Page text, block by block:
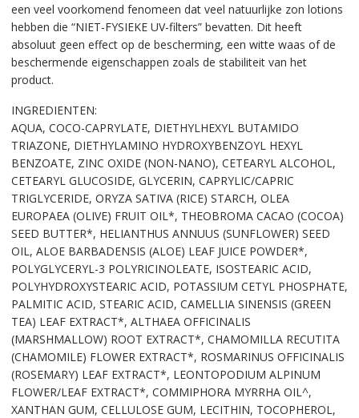
een veel voorkomend fenomeen dat veel natuurlijke zon lotions
hebben die “NIET-FYSIEKE UV-filters” bevatten. Dit heeft
absoluut geen effect op de bescherming, een witte waas of de
beschermende eigenschappen zoals de stabiliteit van het
product.
INGREDIENTEN:
AQUA, COCO-CAPRYLATE, DIETHYLHEXYL BUTAMIDO
TRIAZONE, DIETHYLAMINO HYDROXYBENZOYL HEXYL
BENZOATE, ZINC OXIDE (NON-NANO), CETEARYL ALCOHOL,
CETEARYL GLUCOSIDE, GLYCERIN, CAPRYLIC/CAPRIC
TRIGLYCERIDE, ORYZA SATIVA (RICE) STARCH, OLEA
EUROPAEA (OLIVE) FRUIT OIL*, THEOBROMA CACAO (COCOA)
SEED BUTTER*, HELIANTHUS ANNUUS (SUNFLOWER) SEED
OIL, ALOE BARBADENSIS (ALOE) LEAF JUICE POWDER*,
POLYGLYCERYL-3 POLYRICINOLEATE, ISOSTEARIC ACID,
POLYHYDROXYSTEARIC ACID, POTASSIUM CETYL PHOSPHATE,
PALMITIC ACID, STEARIC ACID, CAMELLIA SINENSIS (GREEN
TEA) LEAF EXTRACT*, ALTHAEA OFFICINALIS
(MARSHMALLOW) ROOT EXTRACT*, CHAMOMILLA RECUTITA
(CHAMOMILE) FLOWER EXTRACT*, ROSMARINUS OFFICINALIS
(ROSEMARY) LEAF EXTRACT*, LEONTOPODIUM ALPINUM
FLOWER/LEAF EXTRACT*, COMMIPHORA MYRRHA OIL^,
XANTHAN GUM, CELLULOSE GUM, LECITHIN, TOCOPHEROL,